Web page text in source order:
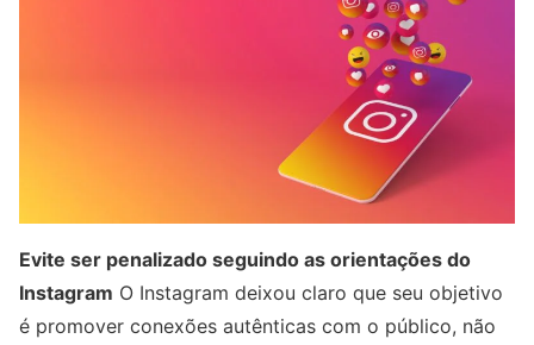
Evite ser penalizado seguindo as orientações do
Instagram O Instagram deixou claro que seu objetivo
é promover conexões autênticas com o público, não